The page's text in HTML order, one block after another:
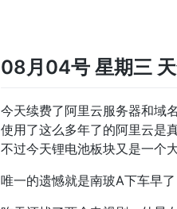
08月04号 星期三
今天续费了阿里云服务器和域
使用了这么多年了的阿里云是
不过今天锂电池板块又是一个
唯一的遗憾就是南玻A下车早